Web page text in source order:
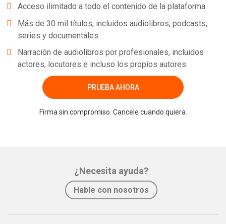
Acceso ilimitado a todo el contenido de la plataforma.
Más de 30 mil títulos, incluidos audiolibros, podcasts,
series y documentales.
Narración de audiolibros por profesionales, incluidos
actores, locutores e incluso los propios autores.
PRUEBA AHORA
Firma sin compromiso. Cancele cuando quiera.
¿Necesita ayuda?
Hable con nosotros